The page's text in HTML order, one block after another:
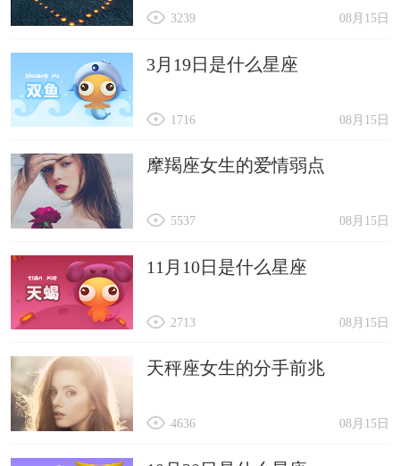
08月15日
3239
3月19日是什么星座
08月15日
1716
摩羯座女生的爱情弱点
08月15日
5537
11月10日是什么星座
08月15日
2713
天秤座女生的分手前兆
08月15日
4636